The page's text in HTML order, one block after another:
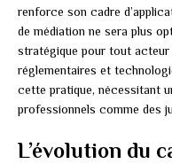
renforce son cadre
de médiation ne sera plus
stratégique pour tout
réglementaires et
cette pratique, nécessitant
professionnels comme des
L’évolution du